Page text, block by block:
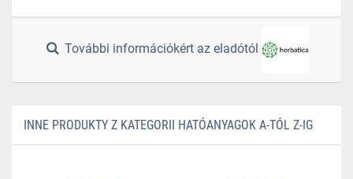
További információkért az eladótól
INNE PRODUKTY Z KATEGORII HATÓANYAGOK A-TÓL Z-IG